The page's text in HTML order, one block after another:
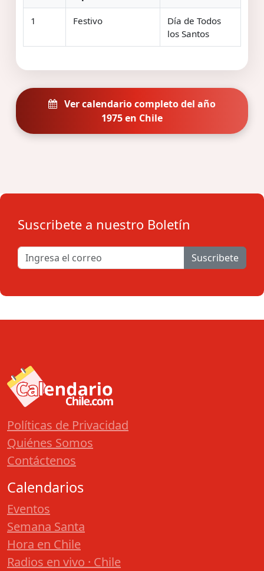
1 Festivo
Día de Todos
los Santos
Ver calendario completo del año
1975 en Chile
Suscribete a nuestro Boletín
Suscribete
Políticas de Privacidad
Quiénes Somos
Contáctenos
Calendarios
Eventos
Semana Santa
Hora en Chile
Radios en vivo · Chile